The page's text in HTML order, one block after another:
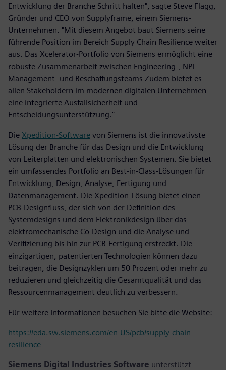
Entwicklung der Branche Schritt halten", sagte Steve Flagg,
Gründer und CEO von Supplyframe, einem Siemens-
Unternehmen. "Mit diesem Angebot baut Siemens seine
führende Position im Bereich Supply Chain Resilience weiter
aus. Das Xcelerator-Portfolio von Siemens ermöglicht eine
robuste Zusammenarbeit zwischen Engineering-, NPI-
Management- und Beschaffungsteams Zudem bietet es
allen Stakeholdern im modernen digitalen Unternehmen
eine integrierte Ausfallsicherheit und
Entscheidungsunterstützung."
Die Xpedition-Software von Siemens ist die innovativste
Lösung der Branche für das Design und die Entwicklung
von Leiterplatten und elektronischen Systemen. Sie bietet
ein umfassendes Portfolio an Best-in-Class-Lösungen für
Entwicklung, Design, Analyse, Fertigung und
Datenmanagement. Die Xpedition-Lösung bietet einen
PCB-Designfluss, der sich von der Definition des
Systemdesigns und dem Elektronikdesign über das
elektromechanische Co-Design und die Analyse und
Verifizierung bis hin zur PCB-Fertigung erstreckt. Die
einzigartigen, patentierten Technologien können dazu
beitragen, die Designzyklen um 50 Prozent oder mehr zu
reduzieren und gleichzeitig die Gesamtqualität und das
Ressourcenmanagement deutlich zu verbessern.
Für weitere Informationen besuchen Sie bitte die Website:
https://eda.sw.siemens.com/en-US/pcb/supply-chain-
resilience
Siemens Digital Industries Software unterstützt